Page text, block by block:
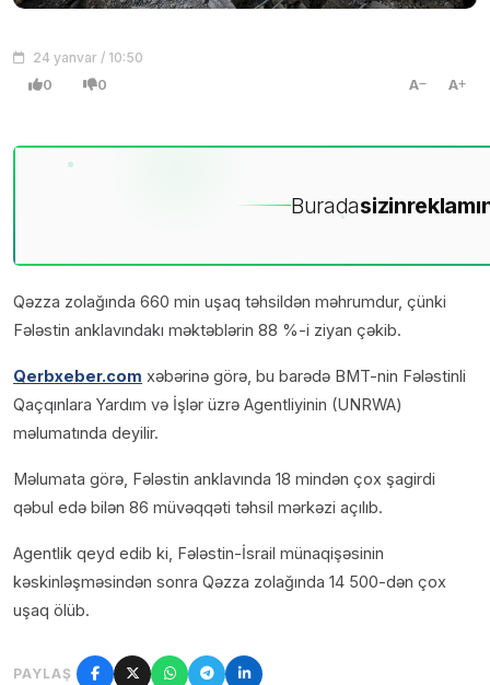
24 yanvar / 10:50
0 0 A A
Buradasizin
Qəzza zolağında 660 min uşaq təhsildən məhrumdur, çünki
Fələstin anklavındakı məktəblərin 88 %-i ziyan çəkib.
Qerbxeber.com xəbərinə görə, bu barədə BMT-nin Fələstinli
Qaçqınlara Yardım və İşlər üzrə Agentliyinin (UNRWA)
məlumatında deyilir.
Məlumata görə, Fələstin anklavında 18 mindən çox şagirdi
qəbul edə bilən 86 müvəqqəti təhsil mərkəzi açılıb.
Agentlik qeyd edib ki, Fələstin-İsrail münaqişəsinin
kəskinləşməsindən sonra Qəzza zolağında 14 500-dən çox
uşaq ölüb.
PAYLAŞ